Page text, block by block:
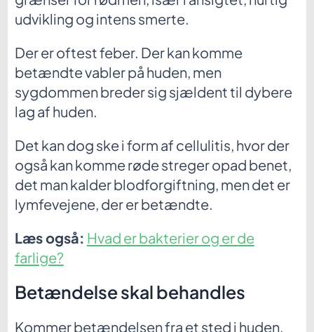
udvikling og intens smerte.
Der er oftest feber. Der kan komme
betændte vabler på huden, men
sygdommen breder sig sjældent til dybere
lag af huden.
Det kan dog ske i form af cellulitis, hvor der
også kan komme røde streger opad benet,
det man kalder blodforgiftning, men det er
lymfevejene, der er betændte.
Læs også: Hvad er bakterier og er de
farlige?
Betændelse skal behandles
Kommer betændelsen fra et sted i huden,